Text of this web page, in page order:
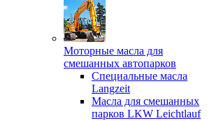
Моторные масла для
смешанных автопарков
Специальные масла
Langzeit
Масла для смешанных
парков LKW Leichtlauf